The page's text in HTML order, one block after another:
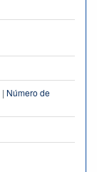
| Número de